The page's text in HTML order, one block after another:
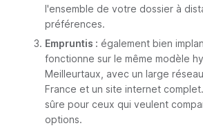
l'ensemble de votre dossier à
préférences.
Empruntis : également bien
fonctionne sur le même modèle
Meilleurtaux, avec un large
France et un site internet
sûre pour ceux qui veulent
options.